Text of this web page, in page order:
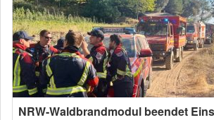
NRW-Waldbrandmodul beendet